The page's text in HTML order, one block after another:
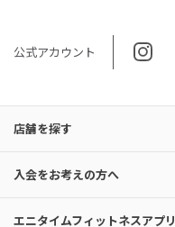
公式アカウント
店舗を探す
入会をお考えの方へ
エニタイムフィットネスアプリ